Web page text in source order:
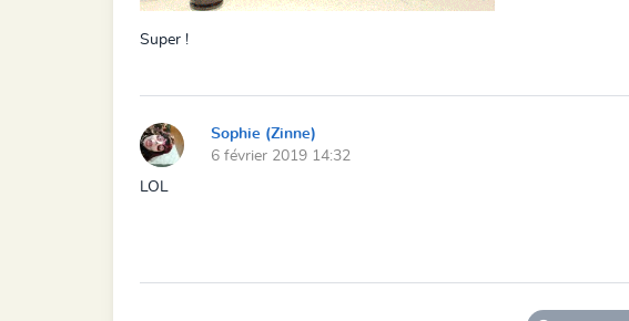
Super !
Sophie (Zinne)
6 février 2019 14:32
LOL